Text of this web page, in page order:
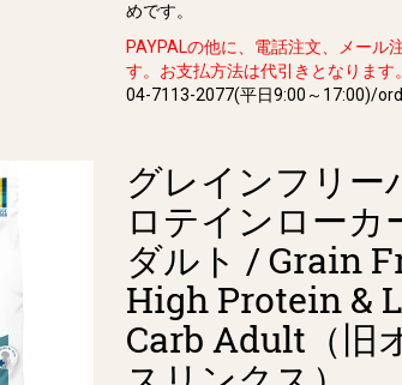
めです。
PAYPALの他に、電話注文、メール
す。お支払方法は代引きとなります。
04-7113-2077(平日9:00～17:00)/
グレインフリー
ロテインローカ
ダルト / Grain
High Protein &
Carb Adult（旧